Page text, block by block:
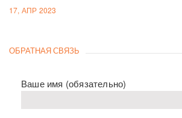
17, АПР 2023
ОБРАТНАЯ СВЯЗЬ
Ваше имя (обязательно)